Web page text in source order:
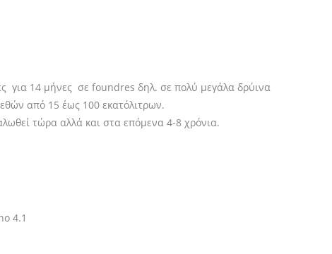
για 14 μήνες σε foundres δηλ. σε πολύ μεγάλα δρύινα
από 15 έως 100 εκατόλιτρων.
τώρα αλλά και στα επόμενα 4-8 χρόνια.
4.1